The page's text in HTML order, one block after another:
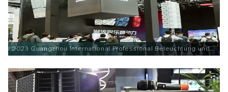
2023 Guangzhou International Professional Beleuchtung und
Sound Ausstellung